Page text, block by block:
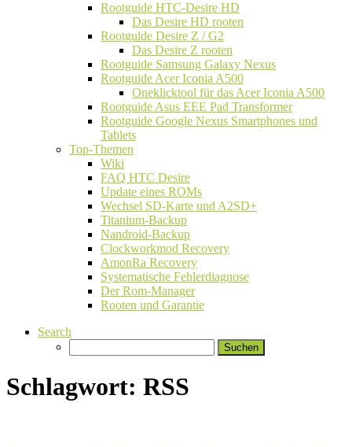
Rootguide HTC-Desire HD
Das Desire HD rooten
Rootguide Desire Z / G2
Das Desire Z rooten
Rootguide Samsung Galaxy Nexus
Rootguide Acer Iconia A500
Oneklicktool für das Acer Iconia A500
Rootguide Asus EEE Pad Transformer
Rootguide Google Nexus Smartphones und
Tablets
Top-Themen
Wiki
FAQ HTC Desire
Update eines ROMs
Wechsel SD-Karte und A2SD+
Titanium-Backup
Nandroid-Backup
Clockworkmod Recovery
AmonRa Recovery
Systematische Fehlerdiagnose
Der Rom-Manager
Rooten und Garantie
Search
nach:
Schlagwort: RSS